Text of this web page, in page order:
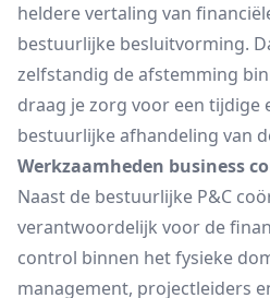
heldere vertaling van
bestuurlijke besluitvorming.
zelfstandig de afstemming
draag je zorg voor een tijdige
bestuurlijke afhandeling van
Werkzaamheden business
Naast de bestuurlijke P&C
verantwoordelijk voor de
control binnen het fysieke
management, projectleiders